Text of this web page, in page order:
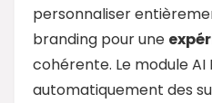
personnaliser
branding pour une
cohérente. Le module AI
automatiquement des